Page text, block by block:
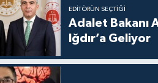
EDITÖRÜN SEÇTIĞI
Adalet Bakanı
Iğdır’a Geliyor